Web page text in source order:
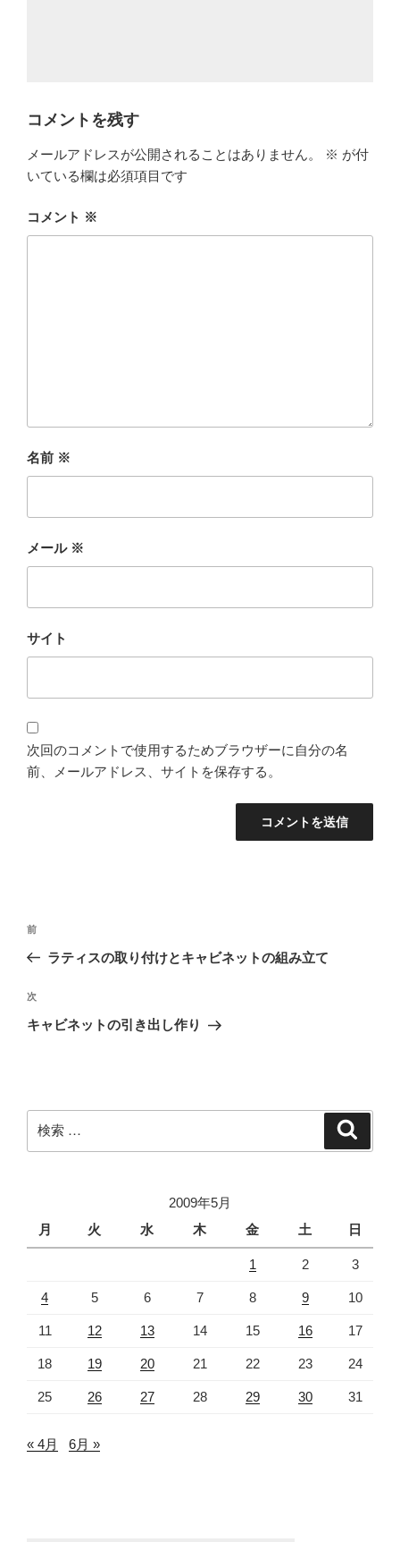
コメントを残す
メールアドレスが公開されることはありません。 ※ が付
いている欄は必須項目です
コメント ※
名前 ※
メール ※
サイト
次回のコメントで使用するためブラウザーに自分の名
前、メールアドレス、サイトを保存する。
投
ビ
ゲ
ン
過
去
投
稿
前
ラティスの取り付けとキャビネットの組み立て
次
の
次
キャビネットの引き出し作り
索:
2009年5月
月
火 水 木 金 土 日
1 2 3
4 5 6 7 8 9 10
11 12 13 14 15 16 17
18 19 20 21 22 23 24
25 26 27 28 29 30 31
« 4月 6月 »